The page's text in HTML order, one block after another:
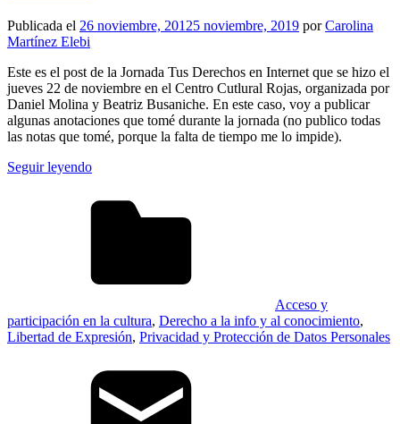
Publicada el 26 noviembre, 20125 noviembre, 2019 porCarolina
Martínez Elebi
Este es el post de la Jornada Tus Derechos en Internet que se hizo el
jueves 22 de noviembre en el Centro Cutlural Rojas, organizada por
Daniel Molina y Beatriz Busaniche. En este caso, voy a publicar
algunas anotaciones que tomé durante la jornada (no publico todas
las notas que tomé, porque la falta de tiempo me lo impide).
Seguir leyendo
Acceso y
participación en la cultura, Derecho a la info y al conocimiento,
Libertad de Expresión, Privacidad y Protección de Datos Personales